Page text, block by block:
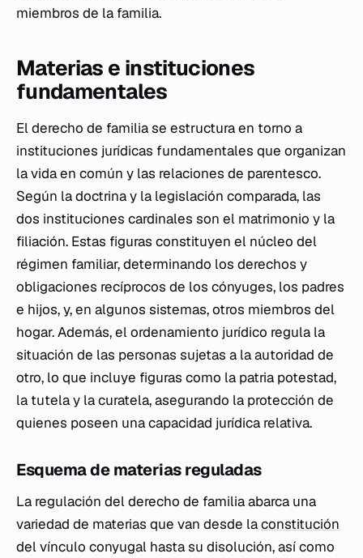
miembros de la familia.
Materias e instituciones
fundamentales
El derecho de familia se estructura en torno a
instituciones jurídicas fundamentales que organizan
la vida en común y las relaciones de parentesco.
Según la doctrina y la legislación comparada, las
dos instituciones cardinales son el matrimonio y la
filiación. Estas figuras constituyen el núcleo del
régimen familiar, determinando los derechos y
obligaciones recíprocos de los cónyuges, los padres
e hijos, y, en algunos sistemas, otros miembros del
hogar. Además, el ordenamiento jurídico regula la
situación de las personas sujetas a la autoridad de
otro, lo que incluye figuras como la patria potestad,
la tutela y la curatela, asegurando la protección de
quienes poseen una capacidad jurídica relativa.
Esquema de materias reguladas
La regulación del derecho de familia abarca una
variedad de materias que van desde laconstitución
del vínculo conyugal hasta su disolución, así como